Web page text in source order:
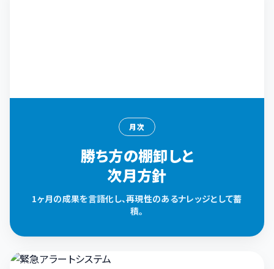
月次
勝ち方の棚卸しと
次月方針
1ヶ月の成果を言語化し、再現性のあるナレッジとして蓄
積。